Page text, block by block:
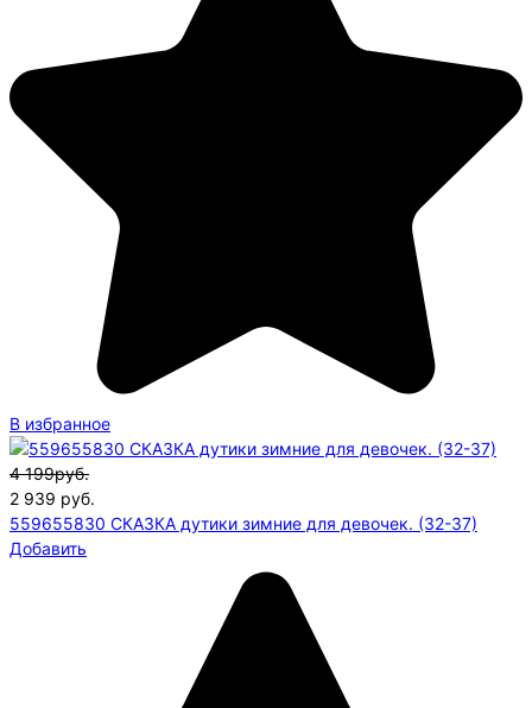
В избранное
4 199руб.
2 939 руб.
559655830 СКАЗКА дутики зимние для девочек. (32-37)
Добавить